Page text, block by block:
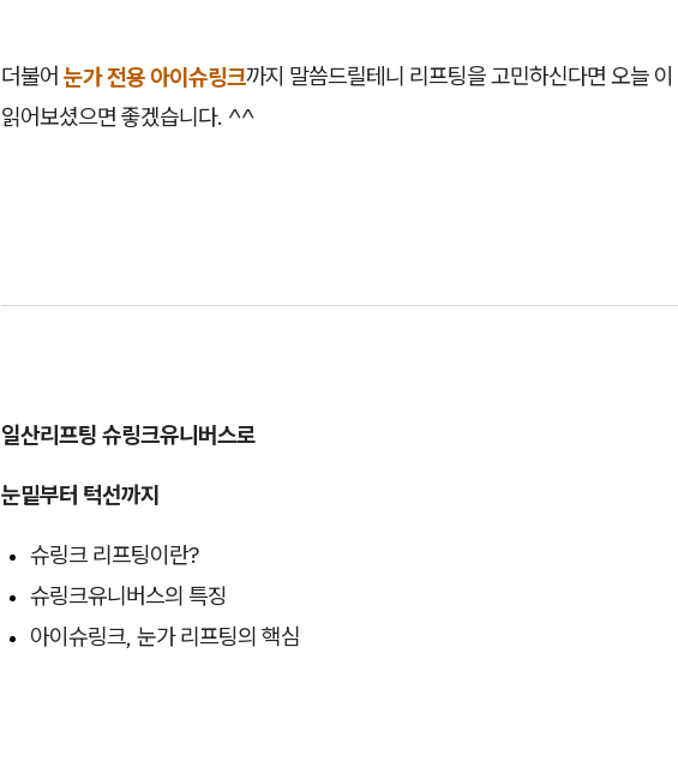
더불어 눈가 전용 아이슈링크까지 말씀드릴테니 리프팅을 고민하신다면 오늘
읽어보셨으면 좋겠습니다. ^^
일산리프팅 슈링크유니버스로
눈밑부터 턱선까지
슈링크 리프팅이란?
슈링크유니버스의 특징
아이슈링크, 눈가 리프팅의 핵심